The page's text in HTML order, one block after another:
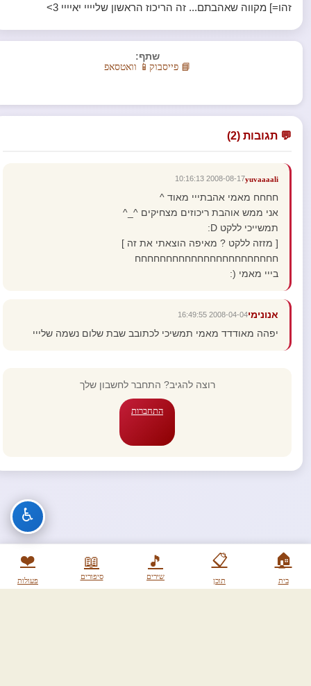
🏠
בית
📋
תוכן
🎵
שירים
📖
סיפורים
❤️
פעולות
זהו=] מקווה שאהבתם... זה הריכוז הראשון שליייי יאיייי 3>
שתף:
📘 פייסבוק 📱 וואטסאפ
💬 תגובות (2)
yuvaaaali
2008-08-17 10:16:13
חחחח מאמי אהבתייי מאוד ^
אני ממש אוהבת ריכוזים מצחיקים ^_^
תמשייכי ללקט D:
[ מזזה ללקט ? מאיפה הוצאתי את זה ]
חחחחחחחחחחחחחחחחחחחחחחח
בייי מאמי (:
אנונימי2008-04-04 16:49:55
יפהה מאודדד מאמי תמשיכי לכתובב שבת שלום נשמה שלייי
רוצה להגיב? התחבר לחשבון שלך
התחברות
♿